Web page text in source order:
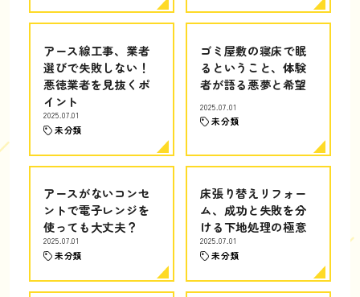
アース線工事、業者
選びで失敗しない！
悪徳業者を見抜くポ
イント
2025.07.01
未分類
ゴミ屋敷の寝床で眠
るということ、体験
者が語る悪夢と希望
2025.07.01
未分類
アースがないコンセ
ントで電子レンジを
使っても大丈夫？
2025.07.01
未分類
床張り替えリフォー
ム、成功と失敗を分
ける下地処理の極意
2025.07.01
未分類